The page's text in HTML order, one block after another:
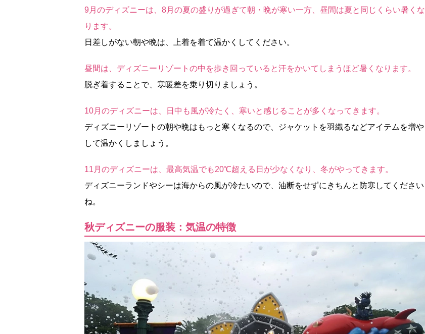
9月のディズニーは、8月の夏の盛りが過ぎて朝・晩が寒い一方、昼間は夏と同じくらい暑くな
ります。
日差しがない朝や晩は、上着を着て温かくしてください。
昼間は、ディズニーリゾートの中を歩き回っていると汗をかいてしまうほど暑くなります。
脱ぎ着することで、寒暖差を乗り切りましょう。
10月のディズニーは、日中も風が冷たく、寒いと感じることが多くなってきます。
ディズニーリゾートの朝や晩はもっと寒くなるので、ジャケットを羽織るなどアイテムを増や
して温かくしましょう。
11月のディズニーは、最高気温でも20℃超える日が少なくなり、冬がやってきます。
ディズニーランドやシーは海からの風が冷たいので、油断をせずにきちんと防寒してください
ね。
秋ディズニーの服装：気温の特徴